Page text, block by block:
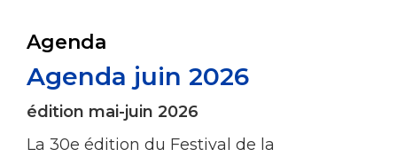
Agenda
Agenda juin 2026
édition mai-juin 2026
La 30e édition du Festival de la